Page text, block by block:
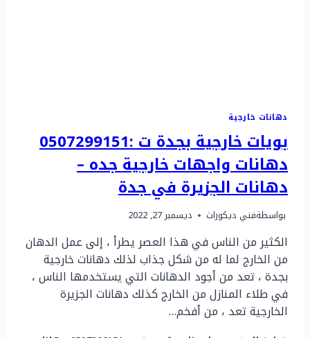
دهانات خارجية
بويات خارجية بجدة ت :0507299151
دهانات واجهات خارجية جده –
دهانات الجزيرة في جدة
بواسطةفني ديكورات ديسمبر 27, 2022
الكثير من الناس في هذا العصر يطرأ ، إلى عمل الدهان
من الخارج لما له من شكل جذاب لذلك دهانات خارجية
بجدة ، تعد من أجود الدهانات التي يستخدمها الناس ،
في طلاء المنازل من الخارج كذلك دهانات الجزيرة
الخارجية تعد ، من أفخم…